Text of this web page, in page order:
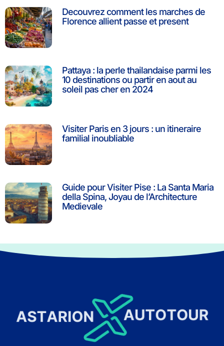
Decouvrez comment les marches de
Florence allient passe et present
Pattaya : la perle thailandaise parmi les
10 destinations ou partir en aout au
soleil pas cher en 2024
Visiter Paris en 3 jours : un itineraire
familial inoubliable
Guide pour Visiter Pise : La Santa Maria
della Spina, Joyau de l’Architecture
Medievale